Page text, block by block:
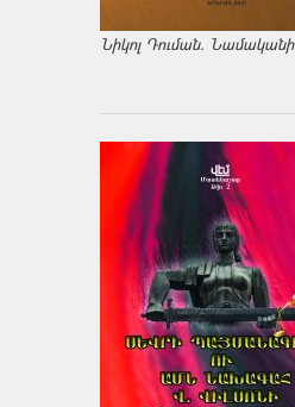
Նիկոլ Դուման. Նամականի